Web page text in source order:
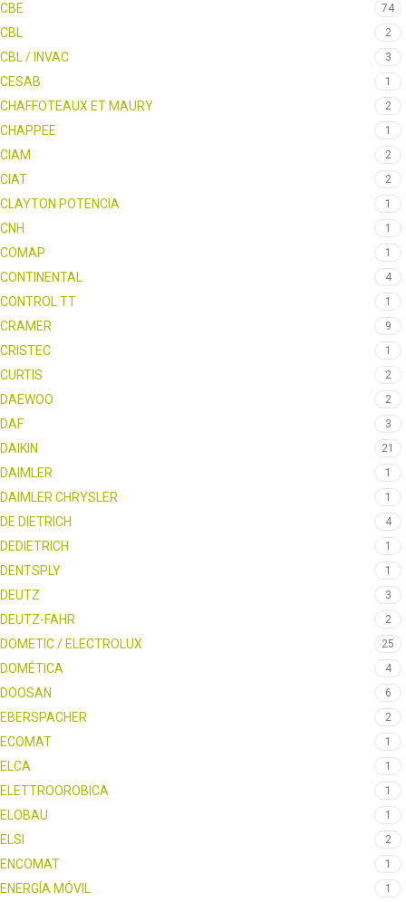
CBE 74
CBL 2
CBL / INVAC 3
CESAB 1
CHAFFOTEAUX ET MAURY 2
CHAPPEE 1
CIAM 2
CIAT 2
CLAYTON POTENCIA 1
CNH 1
COMAP 1
CONTINENTAL 4
CONTROL TT 1
CRAMER 9
CRISTEC 1
CURTIS 2
DAEWOO 2
DAF 3
DAIKIN 21
DAIMLER 1
DAIMLER CHRYSLER 1
DE DIETRICH 4
DEDIETRICH 1
DENTSPLY 1
DEUTZ 3
DEUTZ-FAHR 2
DOMETIC / ELECTROLUX 25
DOMÉTICA 4
DOOSAN 6
EBERSPACHER 2
ECOMAT 1
ELCA 1
ELETTROOROBICA 1
ELOBAU 1
ELSI 2
ENCOMAT 1
ENERGÍA MÓVIL 1